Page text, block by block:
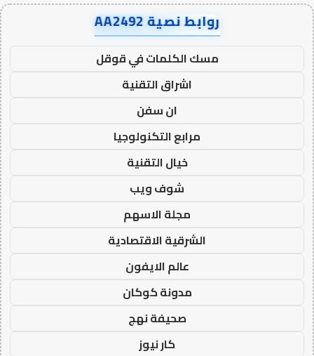
روابط نصية AA2492
مسك الكلمات في قوقل
اشراق التقنية
ان سفن
مرابع التكنولوجيا
خيال التقنية
شوف ويب
مجلة الاسهم
الشرقية الاقتصادية
عالم الايفون
مدونة كوكان
صحيفة نهج
كار نيوز